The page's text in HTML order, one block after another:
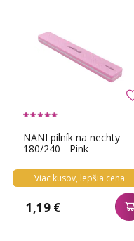
NANI pilník na nechty
180/240 - Pink
Viac kusov, lepšia cena
1,19 €